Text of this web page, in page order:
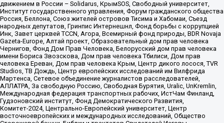
движением в России – Solidarus, КрымSOS, Свободный университет,
Институт государственного управления, Форум гражданского общества
Россия, Беллона, Союз жителей островов Тисима и Хабомаи, Съезд
народных депутатов, Гринпис Интернешнл, Фонд борьбы с коррупцией
Инк, Завет церквей TCCN, Агора, Всемирный фонд природы, BDR Novaja
Gazeta-Europe, Алтай проект, Образовательный дом прав человека
Чернигов, Фонд Дом Прав Человека, Белорусский дом прав человека
имени Бориса Звозскова, Дом прав человека Тбилиси, Дом прав
человека Ереван, Дом прав человека Крым, Центр дикого лосося, TVR
Studios, ТВ Дождь, Центр европейских исследований им Вилфрида
Мартенса, Сетевое объединение журналистов расследователей,
АЛЛАТРА, За свободную Россию, Свободная Бурятия, Uralic, UnKremlin,
Международная федерация транспортных рабочих, ИстЧам Финланд,
Гудзоновский институт, Фонд Демократического Развития,
Комитет-2024, Центрально-Европейский университет, Центр
восточноевропейских и международных исследований, Общество